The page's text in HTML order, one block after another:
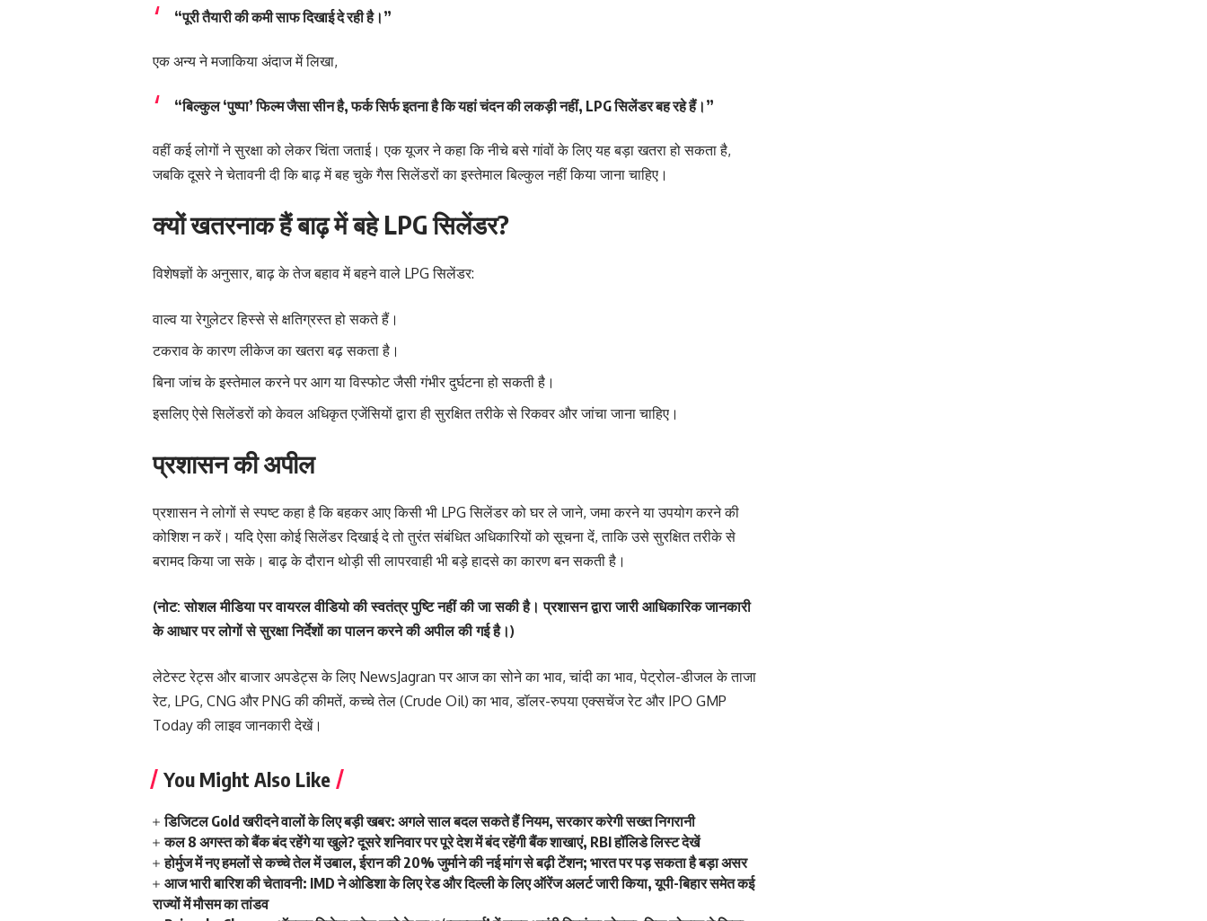
“पूरी तैयारी की कमी साफ दिखाई दे रही है।”
एक अन्य ने मजाकिया अंदाज में लिखा,
“बिल्कुल ‘पुष्पा’ फिल्म जैसा सीन है, फर्क सिर्फ इतना है कि यहां चंदन की लकड़ी नहीं, LPG सिलेंडर बह रहे हैं।”
वहीं कई लोगों ने सुरक्षा को लेकर चिंता जताई। एक यूजर ने कहा कि नीचे बसे गांवों के लिए यह बड़ा खतरा हो सकता है,
जबकि दूसरे ने चेतावनी दी कि बाढ़ में बह चुके गैस सिलेंडरों का इस्तेमाल बिल्कुल नहीं किया जाना चाहिए।
क्यों खतरनाक हैं बाढ़ में बहे LPG सिलेंडर?
विशेषज्ञों के अनुसार, बाढ़ के तेज बहाव में बहने वाले LPG सिलेंडर:
वाल्व या रेगुलेटर हिस्से से क्षतिग्रस्त हो सकते हैं।
टकराव के कारण लीकेज का खतरा बढ़ सकता है।
बिना जांच के इस्तेमाल करने पर आग या विस्फोट जैसी गंभीर दुर्घटना हो सकती है।
इसलिए ऐसे सिलेंडरों को केवल अधिकृत एजेंसियों द्वारा ही सुरक्षित तरीके से रिकवर और जांचा जाना चाहिए।
प्रशासन की अपील
प्रशासन ने लोगों से स्पष्ट कहा है कि बहकर आए किसी भी LPG सिलेंडर को घर ले जाने, जमा करने या उपयोग करने की
कोशिश न करें। यदि ऐसा कोई सिलेंडर दिखाई दे तो तुरंत संबंधित अधिकारियों को सूचना दें, ताकि उसे सुरक्षित तरीके से
बरामद किया जा सके। बाढ़ के दौरान थोड़ी सी लापरवाही भी बड़े हादसे का कारण बन सकती है।
(नोट: सोशल मीडिया पर वायरल वीडियो की स्वतंत्र पुष्टि नहीं की जा सकी है। प्रशासन द्वारा जारी आधिकारिक जानकारी
के आधार पर लोगों से सुरक्षा निर्देशों का पालन करने की अपील की गई है।)
लेटेस्ट रेट्स और बाजार अपडेट्स के लिए NewsJagran पर आज कासोने का भाव,चांदी का भाव,पेट्रोल-डीजल के ताजा
रेट, LPG, CNG और PNG की कीमतें,कच्चे तेल (Crude Oil) का भाव,डॉलर-रुपया एक्सचेंज रेटऔर IPO GMP
Todayकी लाइव जानकारी देखें।
You Might Also Like
डिजिटल Gold खरीदने वालों के लिए बड़ी खबर: अगले साल बदल सकते हैं नियम, सरकार करेगी सख्त निगरानी
कल 8 अगस्त को बैंक बंद रहेंगे या खुले? दूसरे शनिवार पर पूरे देश में बंद रहेंगी बैंक शाखाएं, RBI हॉलिडे लिस्ट देखें
होर्मुज में नए हमलों से कच्चे तेल में उबाल, ईरान की 20% जुर्माने की नई मांग से बढ़ी टेंशन; भारत पर पड़ सकता है बड़ा असर
आज भारी बारिश की चेतावनी: IMD ने ओडिशा के लिए रेड और दिल्ली के लिए ऑरेंज अलर्ट जारी किया, यूपी-बिहार समेत कई
राज्यों में मौसम का तांडव